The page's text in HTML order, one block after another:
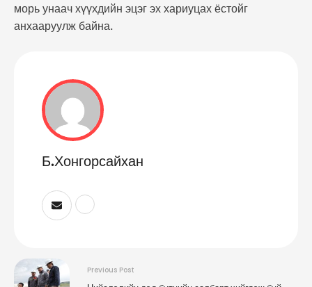
морь унаач хүүхдийн эцэг эх хариуцах ёстойг
анхааруулж байна.
Б.Хонгорсайхан
Previous Post